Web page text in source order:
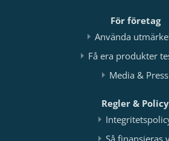
För företag
Använda
Få era produkter
Media & Press
Regler & Policy